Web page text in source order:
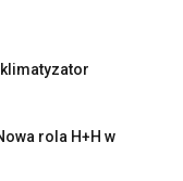
rola H+H w